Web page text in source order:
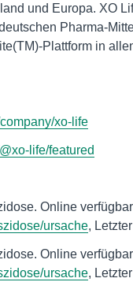
und Europa. XO
Pharma-
Plattform in
xo-life
life/featured
Online
ursache,
Online
ursache,